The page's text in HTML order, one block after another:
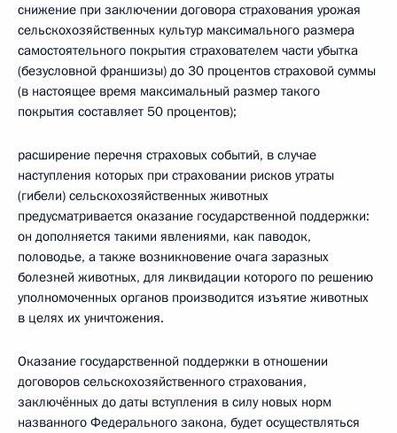
снижение при заключении договора страхования урожая
сельскохозяйственных культур максимального размера
самостоятельного покрытия страхователем части убытка
(безусловной франшизы) до 30 процентов страховой суммы
(в настоящее время максимальный размер такого
покрытия составляет 50 процентов);
расширение перечня страховых событий, в случае
наступления которых при страховании рисков утраты
(гибели) сельскохозяйственных животных
предусматривается оказание государственной поддержки:
он дополняется такими явлениями, как паводок,
половодье, а также возникновение очага заразных
болезней животных, для ликвидации которого по решению
уполномоченных органов производится изъятие животных
в целях их уничтожения.
Оказание государственной поддержки в отношении
договоров сельскохозяйственного страхования,
заключённых до даты вступления в силу новых норм
названного Федерального закона, будет осуществляться